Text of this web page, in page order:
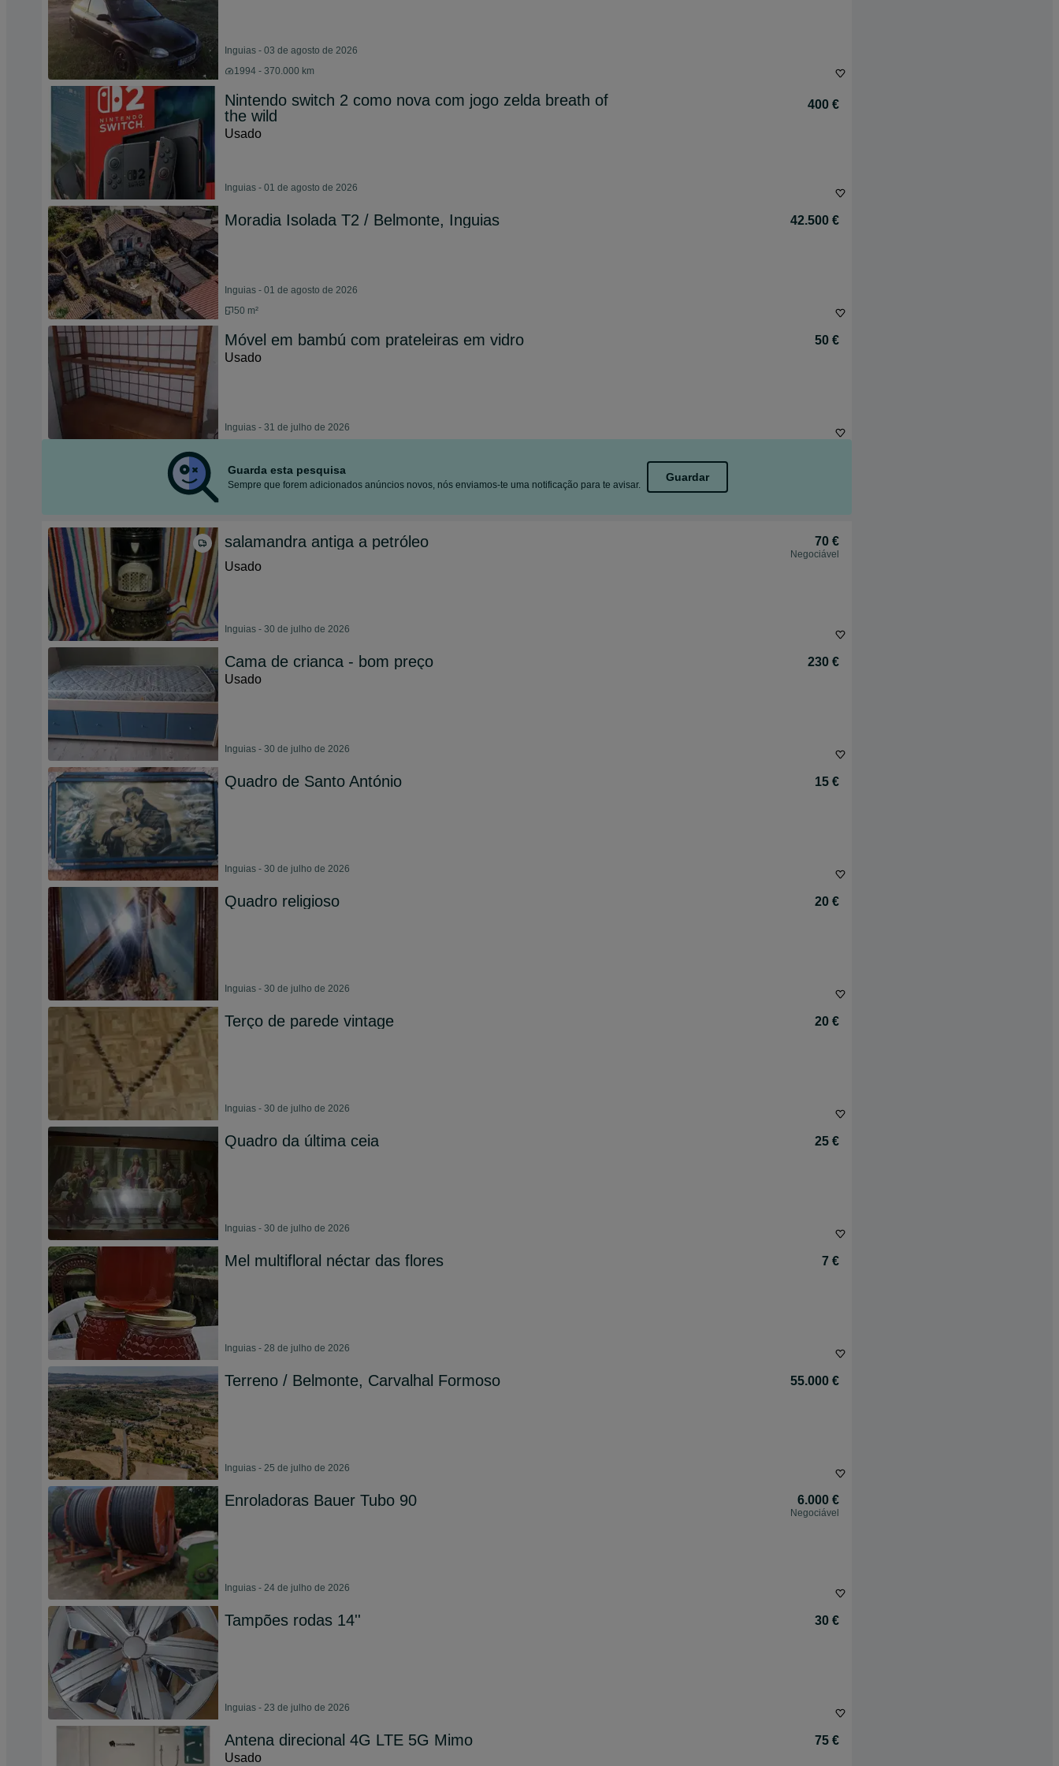
Inguias - 03 de agosto de 2026
1994 - 370.000 km
Nintendo switch 2 como nova com jogo zelda breath of
the wild
400 €
Usado
Inguias - 01 de agosto de 2026
Moradia Isolada T2 / Belmonte, Inguias 42.500 €
Inguias - 01 de agosto de 2026
50 m²
Móvel em bambú com prateleiras em vidro
50 €
Usado
Inguias - 31 de julho de 2026
Guarda esta pesquisa
Sempre que forem adicionados anúncios novos, nós enviamos-te uma notificação para te avisar.
Guardar
salamandra antiga a petróleo 70 €
Negociável
Usado
Inguias - 30 de julho de 2026
Cama de crianca - bom preço
230 €
Usado
Inguias - 30 de julho de 2026
Quadro de Santo António 15 €
Inguias - 30 de julho de 2026
Quadro religioso 20 €
Inguias - 30 de julho de 2026
Terço de parede vintage 20 €
Inguias - 30 de julho de 2026
Quadro da última ceia 25 €
Inguias - 30 de julho de 2026
Mel multifloral néctar das flores 7 €
Inguias - 28 de julho de 2026
Terreno / Belmonte, Carvalhal Formoso 55.000 €
Inguias - 25 de julho de 2026
Enroladoras Bauer Tubo 90 6.000 €
Negociável
Inguias - 24 de julho de 2026
Tampões rodas 14'' 30 €
Inguias - 23 de julho de 2026
Antena direcional 4G LTE 5G Mimo
75 €
Usado